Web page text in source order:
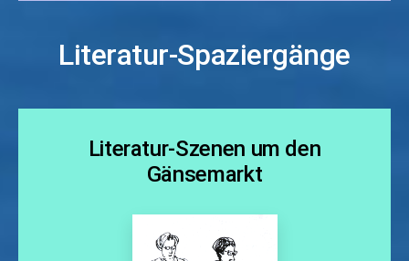
Literatur-Spaziergänge
Literatur-Szenen um den
Gänsemarkt